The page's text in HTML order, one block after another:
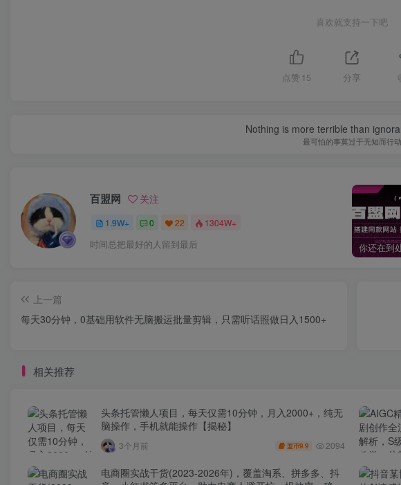
喜欢就支持一下吧
点赞 15 分享
Nothing is more terrible than
最可怕的事莫过于无知而行动
百盟网 关注
1.9W+ 0 22 1304W+
时间总把最好的人留到最后
上一篇
每天30分钟，0基础用软件无脑搬运批量剪辑，只需听话照做日入1500+
相关推荐
头条托管懒人项目，每天仅需10分钟，月入2000+，纯无
脑操作，手机就能操作【揭秘】
3个月前 盟币9.9 2094
电商圈实战干货(2023-2026年)，覆盖淘系、拼多多、抖